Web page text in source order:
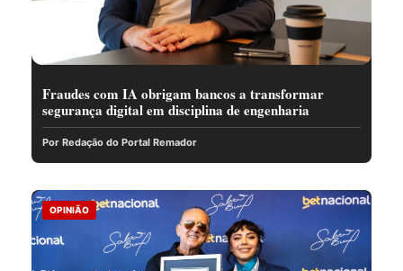
Fraudes com IA obrigam bancos a transformar
segurança digital em disciplina de engenharia
Por Redação do Portal Remador
OPINIÃO